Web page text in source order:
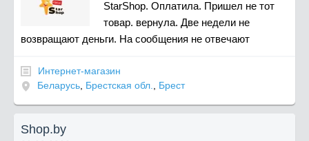
StarShop. Оплатила. Пришел не тот
товар. вернула. Две недели не
возвращают деньги. На сообщения не отвечают
Интернет-магазин
Беларусь, Брестская обл., Брест
Shop.by